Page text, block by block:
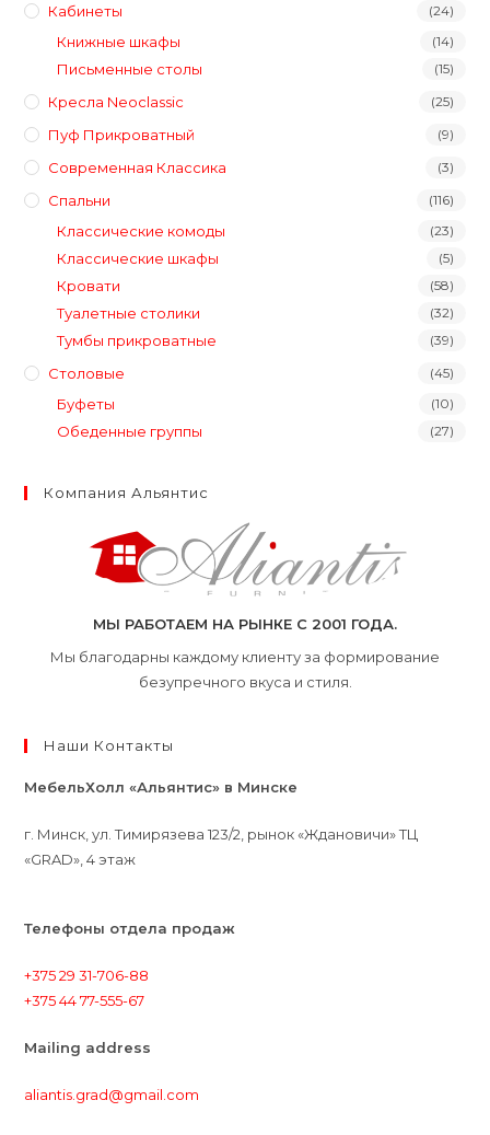
Кабинеты (24)
Книжные шкафы (14)
Письменные столы (15)
Кресла Neoclassic (25)
Пуф Прикроватный (9)
Современная Классика (3)
Спальни (116)
Классические комоды (23)
Классические шкафы (5)
Кровати (58)
Туалетные столики (32)
Тумбы прикроватные (39)
Столовые (45)
Буфеты (10)
Обеденные группы (27)
Компания Альянтис
МЫ РАБОТАЕМ НА РЫНКЕ С 2001 ГОДА.
Мы благодарны каждому клиенту за формирование
безупречного вкуса и стиля.
Наши Контакты
МебельХолл «Альянтис» в Минске
г. Минск, ул. Тимирязева 123/2, рынок «Ждановичи» ТЦ
«GRAD», 4 этаж
Телефоны отдела продаж
+375 29 31-706-88
+375 44 77-555-67
Mailing address
aliantis.grad@gmail.com